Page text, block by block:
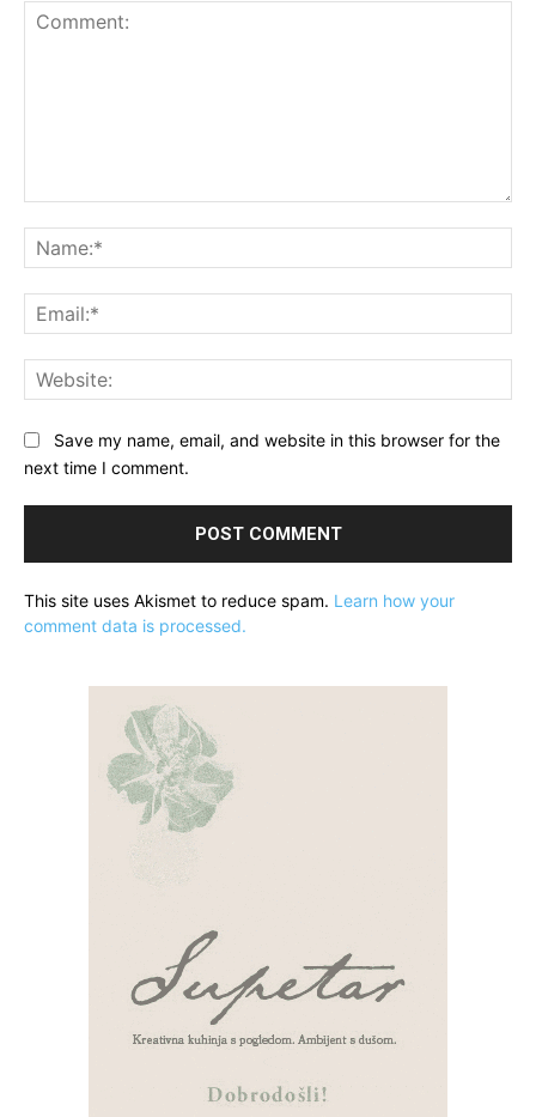
Save my name, email, and website in this browser for the
next time I comment.
This site uses Akismet to reduce spam. Learn how your
comment data is processed.